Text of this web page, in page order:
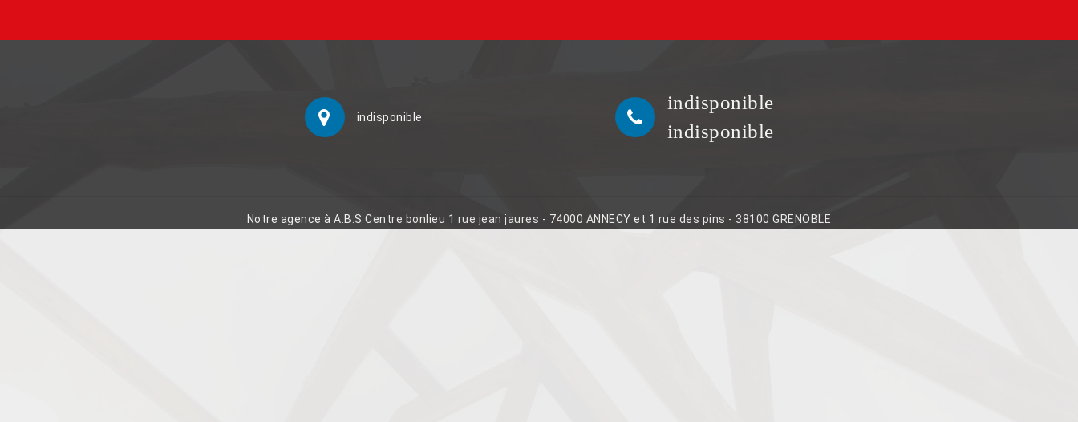
indisponible
indisponible
indisponible
Notre agence à A.B.S Centre bonlieu 1 rue jean jaures - 74000 ANNECY et 1 rue des pins - 38100 GRENOBLE